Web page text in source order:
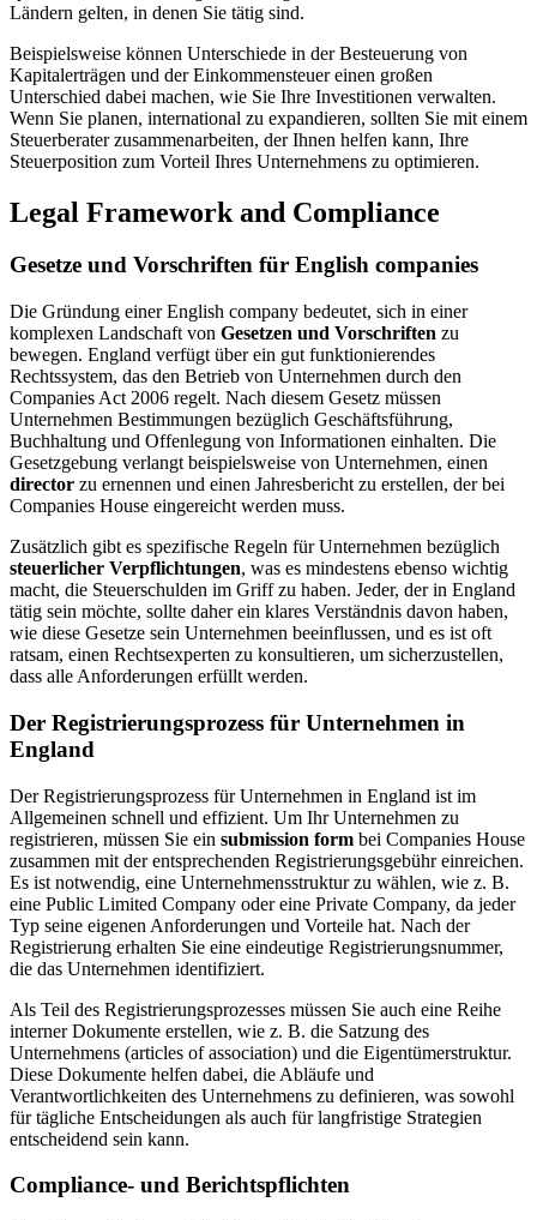
Ländern gelten, in denen Sie tätig sind.
Beispielsweise können Unterschiede in der Besteuerung von
Kapitalerträgen und der Einkommensteuer einen großen
Unterschied dabei machen, wie Sie Ihre Investitionen verwalten.
Wenn Sie planen, international zu expandieren, sollten Sie mit einem
Steuerberater zusammenarbeiten, der Ihnen helfen kann, Ihre
Steuerposition zum Vorteil Ihres Unternehmens zu optimieren.
Legal Framework and Compliance
Gesetze und Vorschriften für English companies
Die Gründung einer English company bedeutet, sich in einer
komplexen Landschaft von Gesetzen und Vorschriften zu
bewegen. England verfügt über ein gut funktionierendes
Rechtssystem, das den Betrieb von Unternehmen durch den
Companies Act 2006 regelt. Nach diesem Gesetz müssen
Unternehmen Bestimmungen bezüglich Geschäftsführung,
Buchhaltung und Offenlegung von Informationen einhalten. Die
Gesetzgebung verlangt beispielsweise von Unternehmen, einen
director zu ernennen und einen Jahresbericht zu erstellen, der bei
Companies House eingereicht werden muss.
Zusätzlich gibt es spezifische Regeln für Unternehmen bezüglich
steuerlicher Verpflichtungen, was es mindestens ebenso wichtig
macht, die Steuerschulden im Griff zu haben. Jeder, der in England
tätig sein möchte, sollte daher ein klares Verständnis davon haben,
wie diese Gesetze sein Unternehmen beeinflussen, und es ist oft
ratsam, einen Rechtsexperten zu konsultieren, um sicherzustellen,
dass alle Anforderungen erfüllt werden.
Der Registrierungsprozess für Unternehmen in
England
Der Registrierungsprozess für Unternehmen in England ist im
Allgemeinen schnell und effizient. Um Ihr Unternehmen zu
registrieren, müssen Sie ein submission form bei Companies House
zusammen mit der entsprechenden Registrierungsgebühr einreichen.
Es ist notwendig, eine Unternehmensstruktur zu wählen, wie z. B.
eine Public Limited Company oder eine Private Company, da jeder
Typ seine eigenen Anforderungen und Vorteile hat. Nach der
Registrierung erhalten Sie eine eindeutige Registrierungsnummer,
die das Unternehmen identifiziert.
Als Teil des Registrierungsprozesses müssen Sie auch eine Reihe
interner Dokumente erstellen, wie z. B. die Satzung des
Unternehmens (articles of association) und die Eigentümerstruktur.
Diese Dokumente helfen dabei, die Abläufe und
Verantwortlichkeiten des Unternehmens zu definieren, was sowohl
für tägliche Entscheidungen als auch für langfristige Strategien
entscheidend sein kann.
Compliance- und Berichtspflichten